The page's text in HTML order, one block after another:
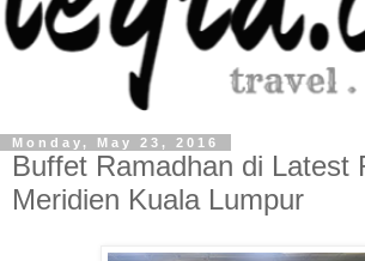
Monday, May 23, 2016
Buffet Ramadhan di Latest
Meridien Kuala Lumpur